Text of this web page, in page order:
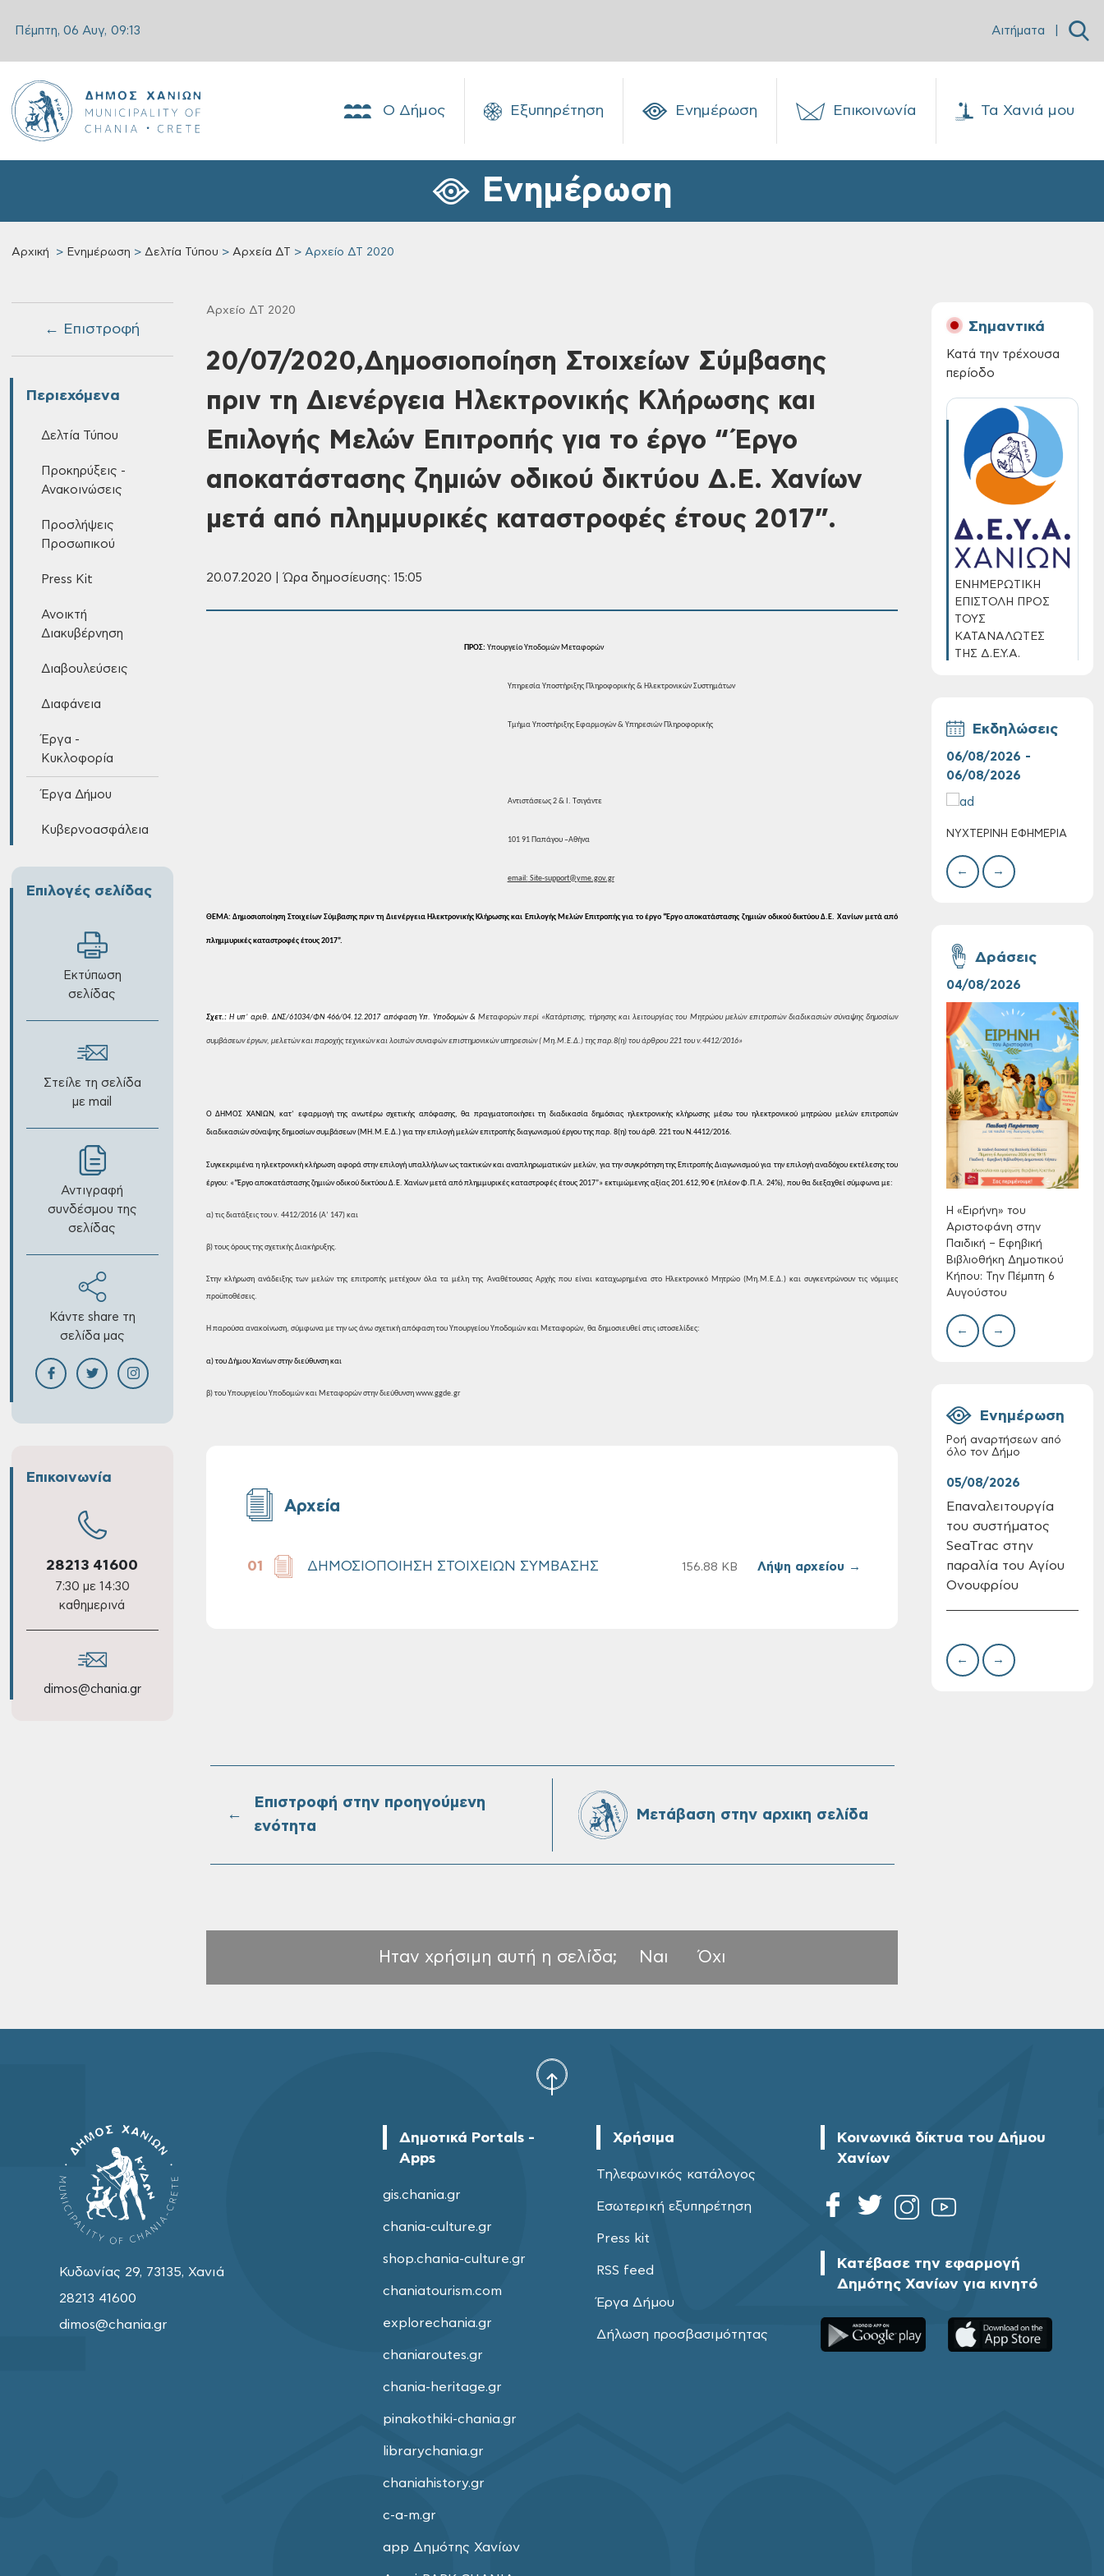
Πέμπτη, 06 Αυγ, 09:13 Αιτήματα
Ο Δήμος Εξυπηρέτηση Ενημέρωση Επικοινωνία Τα Χανιά μου
Ενημέρωση
Αρχική Ενημέρωση Δελτία Τύπου Αρχεία ΔΤ Αρχείο ΔΤ 2020
← Επιστροφή
Περιεχόμενα
Δελτία Τύπου
Προκηρύξεις -
Ανακοινώσεις
Προσλήψεις
Προσωπικού
Press Kit
Ανοικτή
Διακυβέρνηση
Διαβουλεύσεις
Διαφάνεια
Έργα -
Κυκλοφορία
Έργα Δήμου
Κυβερνοασφάλεια
Επιλογές σελίδας
Εκτύπωση
σελίδας
Στείλε τη σελίδα
με mail
Αντιγραφή
συνδέσμου της
σελίδας
Κάντε share τη
σελίδα μας
Επικοινωνία
28213 41600
7:30 με 14:30
καθημερινά
dimos@chania.gr
Αρχείο ΔΤ 2020
20/07/2020,Δημοσιοποίηση Στοιχείων Σύμβασης
πριν τη Διενέργεια Ηλεκτρονικής Κλήρωσης και
Επιλογής Μελών Επιτροπής για το έργο “Έργο
αποκατάστασης ζημιών οδικού δικτύου Δ.Ε. Χανίων
μετά από πλημμυρικές καταστροφές έτους 2017”.
20.07.2020 | Ώρα δημοσίευσης: 15:05
ΠΡΟΣ: ΥπουργείοΥποδομών Μεταφορών
ΥπηρεσίαΥποστήριξης Πληροφορικής & ΗλεκτρονικώνΣυστημάτων
ΤμήμαΥποστήριξης Εφαρμογών & ΥπηρεσιώνΠληροφορικής
Αντιστάσεως2 & Ι. Τσιγάντε
10191 Παπάγου –Αθήνα
email: Site-support@yme.gov.gr
ΘΕΜΑ: Δημοσιοποίηση Στοιχείων Σύμβασης πριντη Διενέργεια Ηλεκτρονικής Κλήρωσηςκαι Επιλογής Μελών Επιτροπής για τοέργο“Έργοαποκατάστασης ζημιών οδικού δικτύου Δ.Ε. Χανίων μετάαπό
πλημμυρικές καταστροφέςέτους2017”.
Σχετ.: Η υπ’ αριθ. ΔΝΣ/61034/ΦΝ 466/04.12.2017 απόφαση Υπ. Υποδομών & Μεταφορώνπερί «Κατάρτισης, τήρησης και λειτουργίαςτου Μητρώου μελών επιτροπών διαδικασιώνσύναψης δημοσίων
συμβάσεων έργων, μελετών και παροχής τεχνικών και λοιπώνσυναφών επιστημονικών υπηρεσιών (Μη.Μ.Ε.Δ.) της παρ.8(η) του άρθρου 221 τουν.4412/2016»
Ο ΔΗΜΟΣ ΧΑΝΙΩΝ, κατ’ εφαρμογή της ανωτέρωσχετικής απόφασης, θα πραγματοποιήσειτη διαδικασία δημόσιας ηλεκτρονικήςκλήρωσης μέσω του ηλεκτρονικού μητρώου μελών επιτροπών
διαδικασιών σύναψηςδημοσίων συμβάσεων (ΜΗ.Μ.Ε.Δ.)για την επιλογή μελών επιτροπήςδιαγωνισμού έργου της παρ. 8(η) του άρθ. 221 του Ν.4412/2016.
Συγκεκριμέναη ηλεκτρονική κλήρωση αφορά στην επιλογήυπαλλήλων ως τακτικών και αναπληρωματικώνμελών, για την συγκρότηση της ΕπιτροπήςΔιαγωνισμού για την επιλογή αναδόχουεκτέλεσης του
έργου: «“Έργοαποκατάστασηςζημιών οδικού δικτύου Δ.Ε. Χανίων μετάαπό πλημμυρικές καταστροφέςέτους2017”»εκτιμώμενης αξίας201.612,90€(πλέον Φ.Π.Α. 24%), που θα διεξαχθεί σύμφωναμε:
α)τις διατάξεις του ν. 4412/2016 (Α’ 147) και
β)τους όρους της σχετικής Διακήρυξης.
Στην κλήρωση ανάδειξης των μελών της επιτροπής μετέχουν όλα τα μέλη της Αναθέτουσας Αρχής που είναι καταχωρημέναστο Ηλεκτρονικό Μητρώο (Μη.Μ.Ε.Δ.) καισυγκεντρώνουν τις νόμιμες
προϋποθέσεις.
Η παρούσα ανακοίνωση, σύμφωνα με την ωςάνω σχετική απόφαση του ΥπουργείουΥποδομών και Μεταφορών, θα δημοσιευθείστις ιστοσελίδες:
α)του Δήμου Χανίωνστην διεύθυνση και
β)του Υπουργείου Υποδομών και Μεταφορώνστην διεύθυνση www.ggde.gr
Αρχεία
ΔΗΜΟΣΙΟΠΟΙΗΣΗ ΣΤΟΙΧΕΙΩΝ ΣΥΜΒΑΣΗΣ 156.88 KB Λήψη αρχείου →
Σημαντικά
Κατά την τρέχουσα
περίοδο
ΕΝΗΜΕΡΩΤΙΚΗ
ΕΠΙΣΤΟΛΗ ΠΡΟΣ
ΤΟΥΣ
ΚΑΤΑΝΑΛΩΤΕΣ
ΤΗΣ Δ.Ε.Υ.Α.
Επαναλειτουργία
SeaTrac στην
παραλία του Αγίου
Ονουφρίου
Η «Ειρήνη» του
Αριστοφάνη στην
Παιδική – Εφηβική
Βιβλιοθήκη
Δημοτικού Κήπου:
Την Πέμπτη 6
Αυγούστου
Διακοπή νερού στην
Πλαστήρα της Δ.Κ.
Τσικαλαριών
Πίνακες Κατάταξης
& Βαθμολογίας,
Πίνακες
προσληπτέων και
Ονομαστικοί πίνακες
Εκδηλώσεις
06/08/2026 -
06/08/2026
ΝΥΧΤΕΡΙΝΗ ΕΦΗΜΕΡΙΑ
← →
Δράσεις
04/08/2026
Η «Ειρήνη» του
Αριστοφάνη στην
Παιδική – Εφηβική
Βιβλιοθήκη Δημοτικού
Κήπου: Την Πέμπτη 6
Αυγούστου
με
← →
Ενημέρωση
Ροή αναρτήσεων από
όλο τον Δήμο
05/08/2026
Επαναλειτουργία
του συστήματος
SeaTrac στην
παραλία του Αγίου
Ονουφρίου
← →
←
Επιστροφή στην προηγούμενη
ενότητα
Μετάβαση στην αρχικη σελίδα
Ηταν χρήσιμη αυτή η σελίδα; Ναι Όχι
Κυδωνίας 29, 73135, Χανιά
28213 41600
dimos@chania.gr
Δημοτικά Portals -
Apps
gis.chania.gr
chania-culture.gr
shop.chania-culture.gr
chaniatourism.com
explorechania.gr
chaniaroutes.gr
chania-heritage.gr
pinakothiki-chania.gr
librarychania.gr
chaniahistory.gr
c-a-m.gr
app Δημότης Χανίων
Χρήσιμα
Τηλεφωνικός κατάλογος
Εσωτερική εξυπηρέτηση
Press kit
RSS feed
Έργα Δήμου
Δήλωση προσβασιμότητας
Κοινωνικά δίκτυα του Δήμου
Χανίων
Κατέβασε την εφαρμογή
Δημότης Χανίων για κινητό